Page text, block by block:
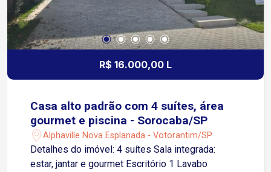
R$ 16.000,00 L
Casa alto padrão com 4 suítes, área
gourmet e piscina - Sorocaba/SP
Alphaville Nova Esplanada - Votorantim/SP
Detalhes do imóvel: 4 suítes Sala integrada:
estar, jantar e gourmet Escritório 1 Lavabo